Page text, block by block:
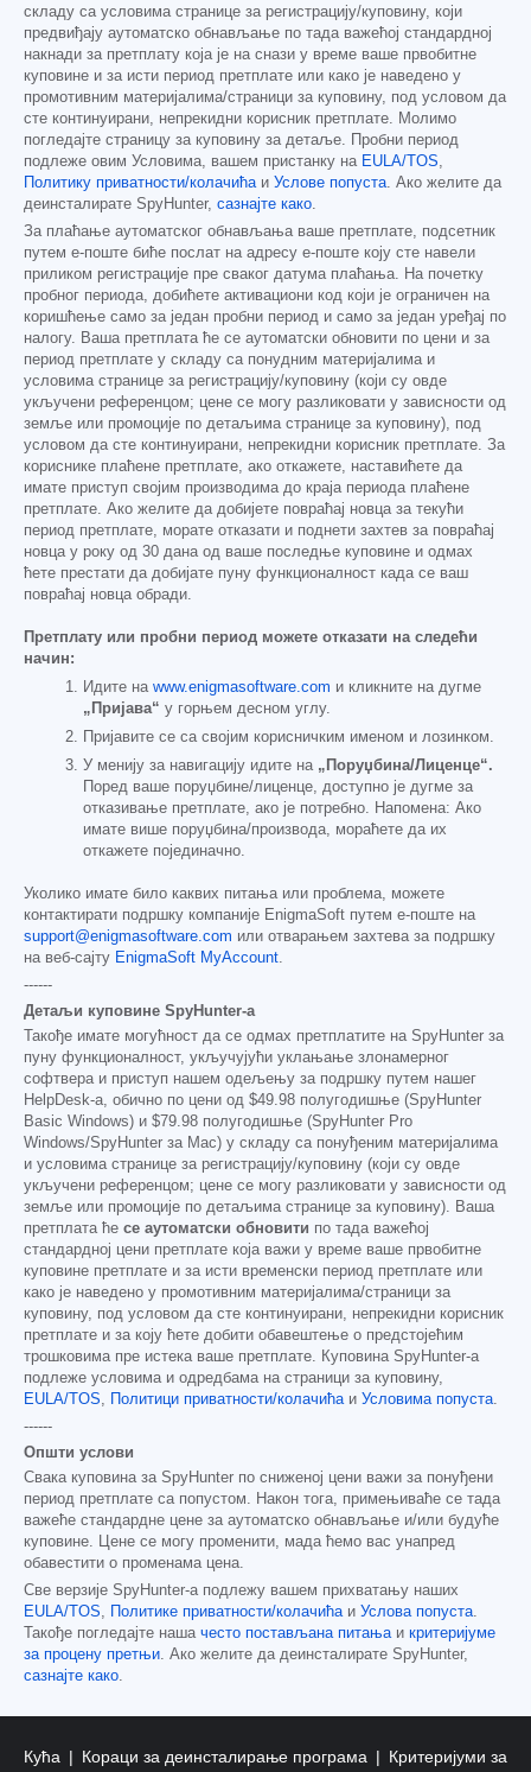
складу са условима странице за регистрацију/куповину, који
предвиђају аутоматско обнављање по тада важећој стандардној
накнади за претплату која је на снази у време ваше првобитне
куповине и за исти период претплате или како је наведено у
промотивним материјалима/страници за куповину, под условом да
сте континуирани, непрекидни корисник претплате. Молимо
погледајте страницу за куповину за детаље. Пробни период
подлеже овим Условима, вашем пристанку на EULA/TOS
Политику приватности/колачића и Услове попуста . Ако желите да
деинсталирате SpyHunter, сазнајте како
За плаћање аутоматског обнављања ваше претплате, подсетник
путем е-поште биће послат на адресу е-поште коју сте навели
приликом регистрације пре сваког датума плаћања. На почетку
пробног периода, добићете активациони код који је ограничен на
коришћење само за један пробни период и само за један уређај по
налогу. Ваша претплата ће се аутоматски обновити по цени и за
период претплате у складу са понудним материјалима и
условима странице за регистрацију/куповину (који су овде
укључени референцом; цене се могу разликовати у зависности од
земље или промоције по детаљима странице за куповину), под
условом да сте континуирани, непрекидни корисник претплате. За
кориснике плаћене претплате, ако откажете, наставићете да
имате приступ својим производима до краја периода плаћене
претплате. Ако желите да добијете повраћај новца за текући
период претплате, морате отказати и поднети захтев за повраћај
новца у року од 30 дана од ваше последње куповине и одмах
ћете престати да добијате пуну функционалност када се ваш
повраћај новца обради.
Претплату или пробни период можете отказати на следећи
начин:
Идите на www.enigmasoftware.com и кликните на дугме
„Пријава“ у горњем десном углу.
Пријавите се са својим корисничким именом и лозинком.
У менију за навигацију идите на „Поруџбина/Лиценце“.
Поред ваше поруџбине/лиценце, доступно је дугме за
отказивање претплате, ако је потребно. Напомена: Ако
имате више поруџбина/производа, мораћете да их
откажете појединачно.
Уколико имате било каквих питања или проблема, можете
контактирати подршку компаније EnigmaSoft путем е-поште на
support@enigmasoftware.com или отварањем захтева за подршку
на веб-сајту EnigmaSoft MyAccount.
------
Детаљи куповине SpyHunter-а
Такође имате могућност да се одмах претплатите на SpyHunter за
пуну функционалност, укључујући уклањање злонамерног
софтвера и приступ нашем одељењу за подршку путем нашег
HelpDesk-а, обично по цени од $49.98 полугодишње (SpyHunter
Basic Windows) и $79.98 полугодишње (SpyHunter Pro
Windows/SpyHunter за Mac) у складу са понуђеним материјалима
и условима странице за регистрацију/куповину (који су овде
укључени референцом; цене се могу разликовати у зависности од
земље или промоције по детаљима странице за куповину). Ваша
претплата ће се аутоматски обновити по тада важећој
стандардној цени претплате која важи у време ваше првобитне
куповине претплате и за исти временски период претплате или
како је наведено у промотивним материјалима/страници за
куповину, под условом да сте континуирани, непрекидни корисник
претплате и за коју ћете добити обавештење о предстојећим
трошковима пре истека ваше претплате. Куповина SpyHunter-а
подлеже условима и одредбама на страници за куповину,
EULA/TOS, Политици приватности/колачићаи Условима попуста.
------
Општи услови
Свака куповина за SpyHunter по сниженој цени важи за понуђени
период претплате са попустом. Након тога, примењиваће се тада
важеће стандардне цене за аутоматско обнављање и/или будуће
куповине. Цене се могу променити, мада ћемо вас унапред
обавестити о променама цена.
Све верзије SpyHunter-а подлежу вашем прихватању наших
EULA/TOS, Политике приватности/колачићаи Услова попуста.
Такође погледајте наша често постављана питањаи критеријуме
за процену претњи. Ако желите да деинсталирате SpyHunter,
сазнајте како.
Кућа Кораци за деинсталирање програма Критеријуми за